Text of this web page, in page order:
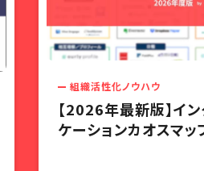
組織活性化ノウハウ
【2026年最新版】イ
ケーションカオスマッ